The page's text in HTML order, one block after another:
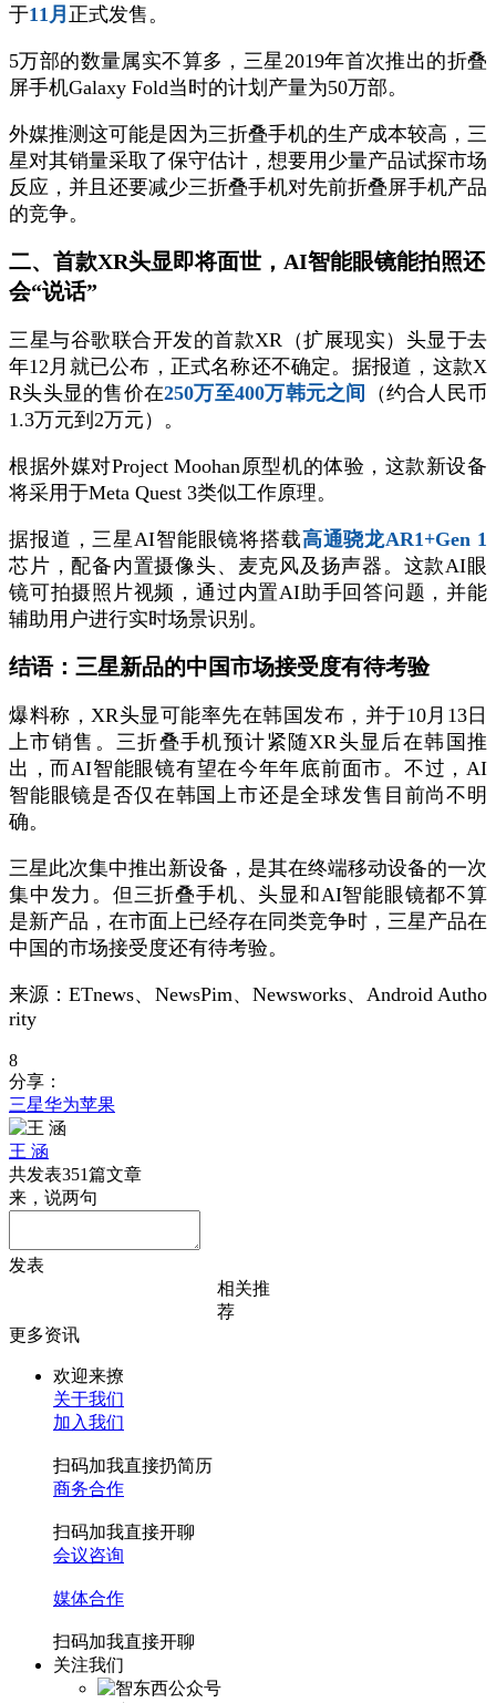
于11月 正式发售。
5万部的数量属实不算多，三星2019年首次推出的折叠
屏手机Galaxy Fold当时的计划产量为50万部。
外媒推测这可能是因为三折叠手机的生产成本较高，三
星对其销量采取了保守估计，想要用少量产品试探市场
反应，并且还要减少三折叠手机对先前折叠屏手机产品
的竞争。
二、首款XR头显即将面世，AI智能眼镜能拍照还
会“说话”
三星与谷歌联合开发的首款XR（扩展现实）头显于去
年12月就已公布，正式名称还不确定。据报道，这款X
R头头显的售价在250万至400万韩元之间
（约合人民币
1.3万元到2万元）。
根据外媒对Project Moohan原型机的体验，这款新设备
将采用于Meta Quest 3类似工作原理。
据报道，三星AI智能眼镜将搭载高通骁龙AR1+Gen 1
芯片，配备内置摄像头、麦克风及扬声器。这款AI眼
镜可拍摄照片视频，通过内置AI助手回答问题，并能
辅助用户进行实时场景识别。
结语：三星新品的中国市场接受度有待考验
爆料称，XR头显可能率先在韩国发布，并于10月13日
上市销售。三折叠手机预计紧随XR头显后在韩国推
出，而AI智能眼镜有望在今年年底前面市。不过，AI
智能眼镜是否仅在韩国上市还是全球发售目前尚不明
确。
三星此次集中推出新设备，是其在终端移动设备的一次
集中发力。但三折叠手机、头显和AI智能眼镜都不算
是新产品，在市面上已经存在同类竞争时，三星产品在
中国的市场接受度还有待考验。
来源：ETnews、NewsPim、Newsworks、Android Autho
rity
8
分享：
三星华为苹果
王 涵
共发表351篇文章
来，说两句
发表
相关推
荐
更多资讯
欢迎来撩
关于我们
加入我们
扫码加我直接扔简历
商务合作
扫码加我直接开聊
会议咨询
媒体合作
扫码加我直接开聊
关注我们